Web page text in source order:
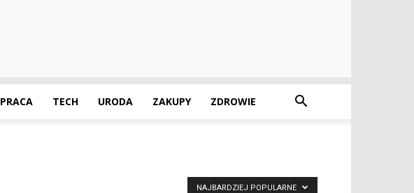
PRACA TECH URODA ZAKUPY ZDROWIE
NAJBARDZIEJ POPULARNE